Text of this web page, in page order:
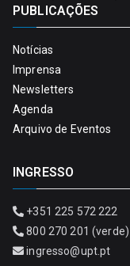
PUBLICAÇÕES
Notícias
Imprensa
Newsletters
Agenda
Arquivo de Eventos
INGRESSO
+351 225 572 222
800 270 201 (verde)
ingresso@upt.pt